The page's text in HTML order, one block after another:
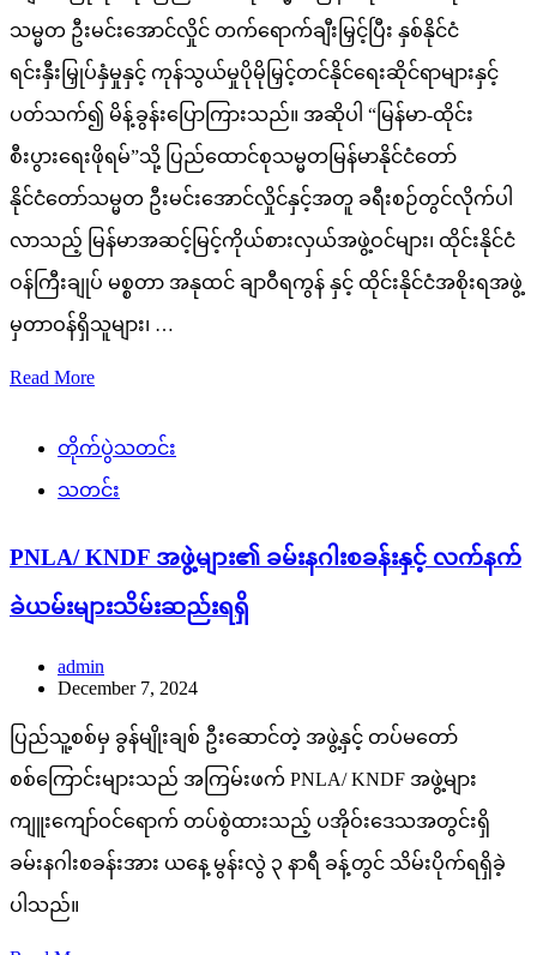
သမ္မတ ဦးမင်းအောင်လှိုင် တက်ရောက်ချီးမြှင့်ပြီး နှစ်နိုင်ငံ
ရင်းနှီးမြှုပ်နှံမှုနှင့် ကုန်သွယ်မှုပိုမိုမြှင့်တင်နိုင်ရေးဆိုင်ရာများနှင့်
ပတ်သက်၍ မိန့်ခွန်းပြောကြားသည်။ အဆိုပါ “မြန်မာ-ထိုင်း
စီးပွားရေးဖိုရမ်”သို့ ပြည်ထောင်စုသမ္မတမြန်မာနိုင်ငံတော်
နိုင်ငံတော်သမ္မတ ဦးမင်းအောင်လှိုင်နှင့်အတူ ခရီးစဉ်တွင်လိုက်ပါ
လာသည့် မြန်မာအဆင့်မြင့်ကိုယ်စားလှယ်အဖွဲ့ဝင်များ၊ ထိုင်းနိုင်ငံ
ဝန်ကြီးချုပ် မစ္စတာ အနုထင် ချာဝီရကွန် နှင့် ထိုင်းနိုင်ငံအစိုးရအဖွဲ့
မှတာဝန်ရှိသူများ၊ …
Read More
တိုက်ပွဲသတင်း
သတင်း
PNLA/ KNDF အဖွဲ့များ၏ ခမ်းနဂါးစခန်းနှင့် လက်နက်
ခဲယမ်းများသိမ်းဆည်းရရှိ
admin
December 7, 2024
ပြည်သူ့စစ်မှ ခွန်မျိုးချစ် ဦးဆောင်တဲ့ အဖွဲ့နှင့် တပ်မတော်
စစ်ကြောင်းများသည် အကြမ်းဖက် PNLA/ KNDF အဖွဲ့များ
ကျူးကျော်ဝင်ရောက် တပ်စွဲထားသည့် ပအိုဝ်းဒေသအတွင်းရှိ
ခမ်းနဂါးစခန်းအား ယနေ့ မွန်းလွဲ ၃ နာရီ ခန့်တွင် သိမ်းပိုက်ရရှိခဲ့
ပါသည်။